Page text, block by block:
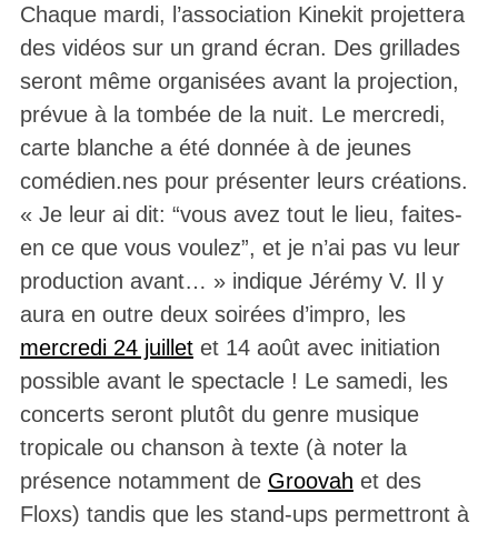
Chaque mardi, l’association Kinekit projettera
des vidéos sur un grand écran. Des grillades
seront même organisées avant la projection,
prévue à la tombée de la nuit. Le mercredi,
carte blanche a été donnée à de jeunes
comédien.nes pour présenter leurs créations.
« Je leur ai dit: “vous avez tout le lieu, faites-
en ce que vous voulez”, et je n’ai pas vu leur
production avant… » indique Jérémy V. Il y
aura en outre deux soirées d’impro, les
mercredi 24 juilletet 14 août avec initiation
possible avant le spectacle ! Le samedi, les
concerts seront plutôt du genre musique
tropicale ou chanson à texte (à noter la
présence notamment de Groovah et des
Floxs) tandis que les stand-ups permettront à